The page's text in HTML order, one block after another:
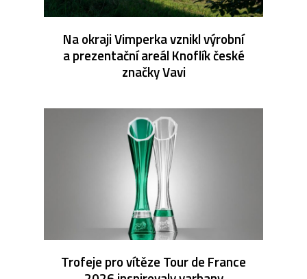
Na okraji Vimperka vznikl výrobní
a prezentační areál Knoflík české
značky Vavi
Trofeje pro vítěze Tour de France